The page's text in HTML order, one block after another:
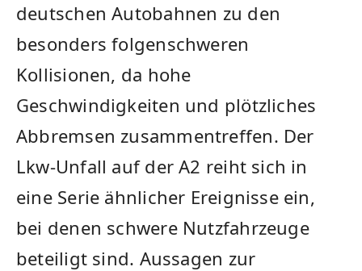
deutschen Autobahnen zu den
besonders folgenschweren
Kollisionen, da hohe
Geschwindigkeiten und plötzliches
Abbremsen zusammentreffen. Der
Lkw-Unfall auf der A2 reiht sich in
eine Serie ähnlicher Ereignisse ein,
bei denen schwere Nutzfahrzeuge
beteiligt sind. Aussagen zur